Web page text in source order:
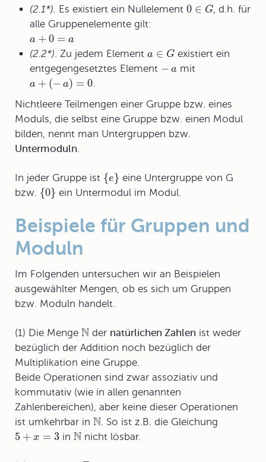
(2.1*). Es existiert ein Nullelement 0 ∈ G, d.h. für
alle Gruppenelemente gilt:
a + 0 = a
(2.2*). Zu jedem Element a ∈ G existiert ein
entgegengesetztes Element − amit
a + (− a) = 0.
Nichtleere Teilmengen einer Gruppe bzw. eines
Moduls, die selbst eine Gruppe bzw. einen Modul
bilden, nennt man Untergruppen bzw.
Untermoduln.
In jeder Gruppe ist {e} eine Untergruppe von G
bzw. {0} ein Untermodul im Modul.
Beispiele für Gruppen und
Moduln
Im Folgenden untersuchen wir an Beispielen
ausgewählter Mengen, ob es sich um Gruppen
bzw. Moduln handelt.
(1) Die Menge N der natürlichen Zahlen ist weder
bezüglich der Addition noch bezüglich der
Multiplikation eine Gruppe.
Beide Operationen sind zwar assoziativ und
kommutativ (wie in allen genannten
Zahlenbereichen), aber keine dieser Operationen
ist umkehrbar in N. So ist z.B. die Gleichung
5 + x = 3 inN nicht lösbar.